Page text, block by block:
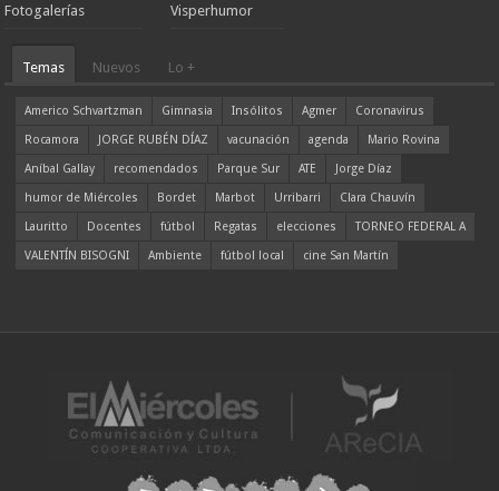
Fotogalerías Visperhumor
Temas Nuevos Lo +
Americo Schvartzman Gimnasia Insólitos Agmer
Coronavirus
Rocamora
JORGE RUBÉN DÍAZ vacunación agenda
Mario Rovina
Aníbal Gallay
recomendados Parque Sur ATE
Jorge Díaz
humor de Miércoles
Bordet Marbot Urribarri
Clara Chauvín
Lauritto
Docentes fútbol Regatas elecciones
TORNEO FEDERAL A
VALENTÍN BISOGNI
Ambiente fútbol local cine San Martín